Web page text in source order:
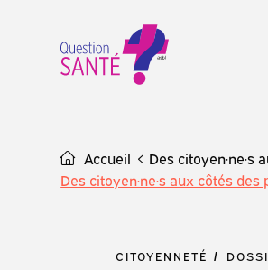
Accueil
Des
Des citoyen·ne·s aux côtés
CITOYENNETÉ